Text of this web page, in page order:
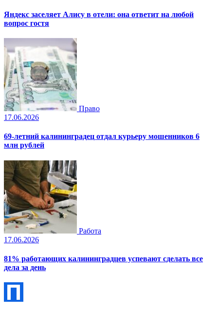
Яндекс заселяет Алису в отели: она ответит на любой
вопрос гостя
Право
17.06.2026
69-летний калининградец отдал курьеру мошенников 6
млн рублей
Работа
17.06.2026
81% работающих калининградцев успевают сделать все
дела за день